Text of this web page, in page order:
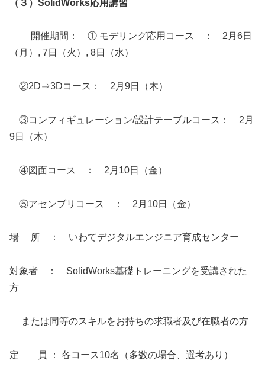
（３）SolidWorks応用講習
開催期間： ① モデリング応用コース ： 2月6日
（月）, 7日（火）, 8日（水）
②2D⇒3Dコース： 2月9日（木）
③コンフィギュレーション/設計テーブルコース： 2月
9日（木）
④図面コース ： 2月10日（金）
⑤アセンブリコース ： 2月10日（金）
場 所 ： いわてデジタルエンジニア育成センター
対象者 ： SolidWorks基礎トレーニングを受講された
方
または同等のスキルをお持ちの求職者及び在職者の方
定 員 ： 各コース10名（多数の場合、選考あり）